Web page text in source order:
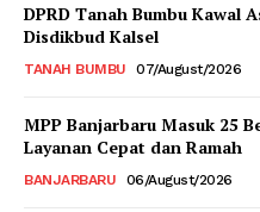
DPRD Tanah Bumbu Kawal
Disdikbud Kalsel
TANAH BUMBU 07/August/2026
MPP Banjarbaru Masuk 25
Layanan Cepat dan Ramah
BANJARBARU 06/August/2026